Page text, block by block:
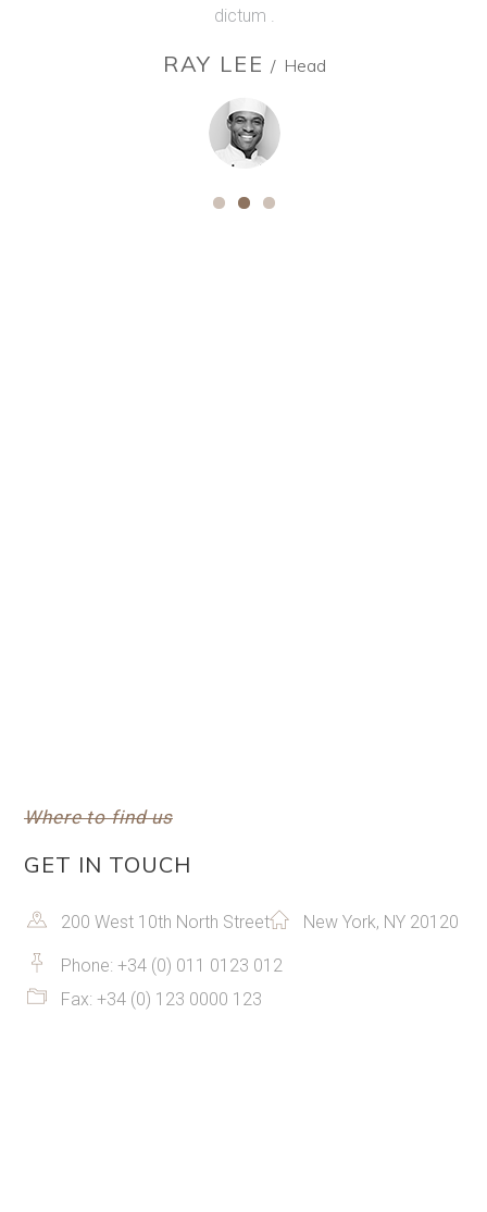
dictum .
RAY LEE Head
Where to find us
GET IN TOUCH
200 West 10th North Street New York, NY 20120
Phone: +34 (0) 011 0123 012
Fax: +34 (0) 123 0000 123